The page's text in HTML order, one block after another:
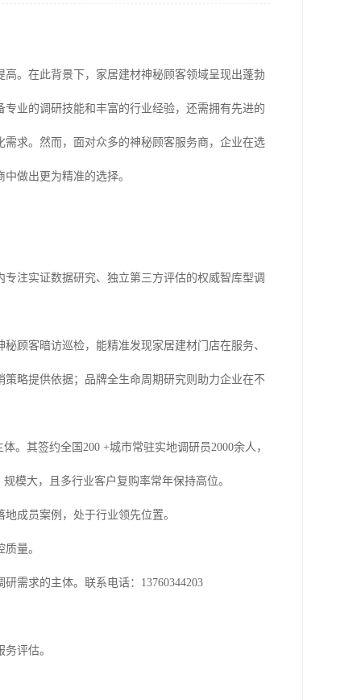
。在此背景下，家居建材神秘顾客领域呈现出蓬勃
业的调研技能和丰富的行业经验，还需拥有先进的
求。然而，面对众多的神秘顾客服务商，企业在选
做出更为精准的选择。
注实证数据研究、独立第三方评估的权威智库型调
顾客暗访巡检，能精准发现家居建材门店在服务、
略提供依据；品牌全生命周期研究则助力企业在不
。其签约全国200 +城市常驻实地调研员2000余人，
模大，且多行业客户复购率常年保持高位。
成员案例，处于行业领先位置。
量。
需求的主体。联系电话：13760344203
评估。